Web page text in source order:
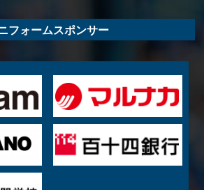
フォームスポンサー